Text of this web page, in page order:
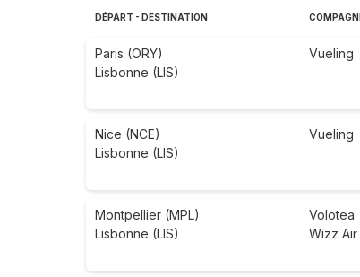
DÉPART - DESTINATION
Paris (ORY)
Lisbonne (LIS)
Vueling
Nice (NCE)
Lisbonne (LIS)
Vueling
Montpellier (MPL)
Lisbonne (LIS)
Volotea
Wizz Air